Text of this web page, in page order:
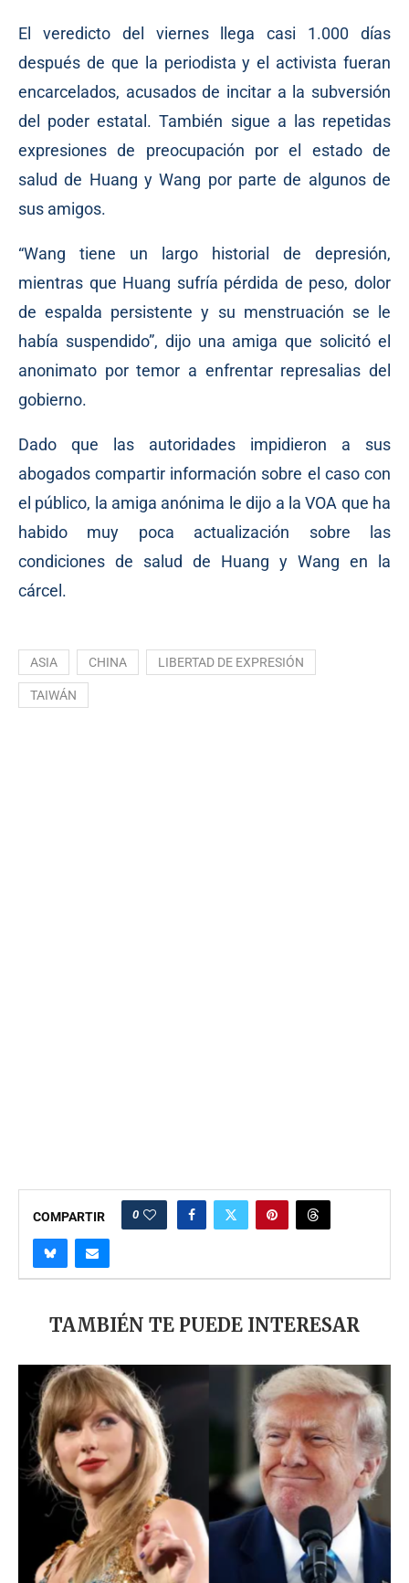
El veredicto del viernes llega casi 1.000 días
después de que la periodista y el activista fueran
encarcelados, acusados de incitar a la subversión
del poder estatal. También sigue a las repetidas
expresiones de preocupación por el estado de
salud de Huang y Wang por parte de algunos de
sus amigos.
“Wang tiene un largo historial de depresión,
mientras que Huang sufría pérdida de peso, dolor
de espalda persistente y su menstruación se le
había suspendido”, dijo una amiga que solicitó el
anonimato por temor a enfrentar represalias del
gobierno.
Dado que las autoridades impidieron a sus
abogados compartir información sobre el caso con
el público, la amiga anónima le dijo a la VOA que ha
habido muy poca actualización sobre las
condiciones de salud de Huang y Wang en la
cárcel.
ASIA CHINA LIBERTAD DE EXPRESIÓN
TAIWÁN
COMPARTIR 0
TAMBIÉN TE PUEDE INTERESAR